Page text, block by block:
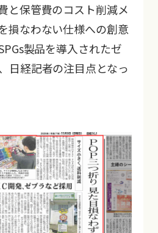
い合わせ
と保管費のコスト削減メ
損なわない仕様への創意
製品を導入されたゼ
日経記者の注目点となっ